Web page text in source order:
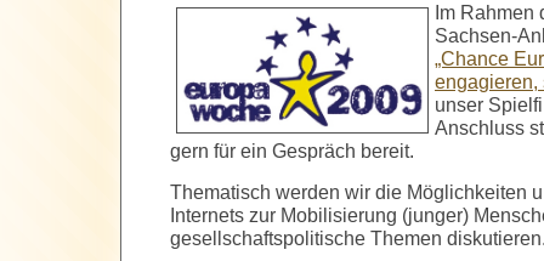
Im Rahmen
Sachsen-
„Chance
unser
Anschluss
gern für ein Gespräch bereit.
Thematisch werden wir die Möglichkeiten
Internets zur Mobilisierung (junger)
gesellschaftspolitische Themen